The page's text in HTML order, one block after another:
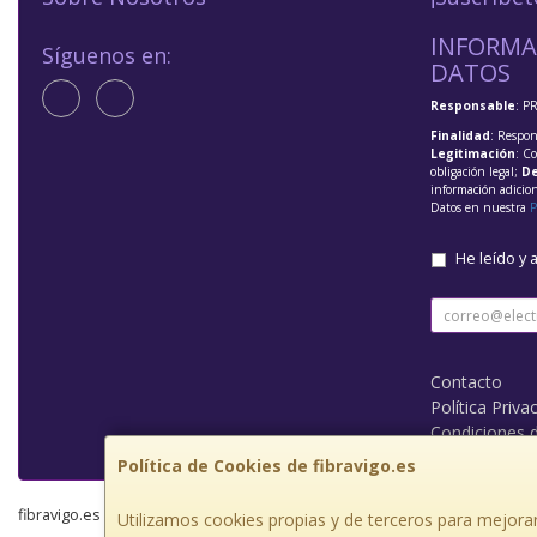
Política de Cookies de fibravigo.es
Utilizamos cookies propias y de terceros para
Síguenos en: DATOS
Responsable:
Finalidad:
Legitimación:
obligación legal;
información
Datos en nuestra
He leído y
Contacto
Política
Condiciones
fibravigo.es © 2026